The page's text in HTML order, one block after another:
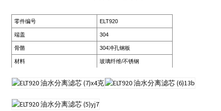
零件编号 ELT920
端盖 304
骨骼 304冲孔钢板
材料 玻璃纤维/不锈钢